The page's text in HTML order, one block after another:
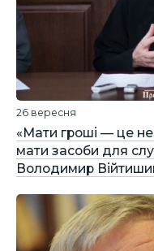
«Мати гроші — це
мати засоби для
Володимир
26 вересня